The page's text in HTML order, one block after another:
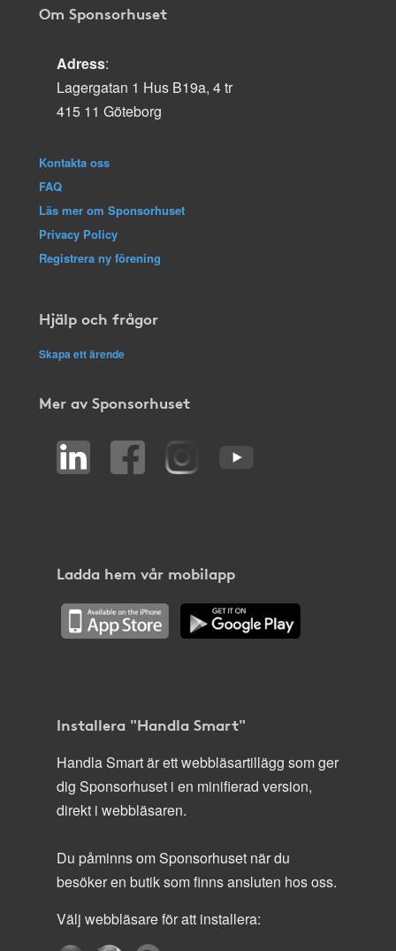
Om Sponsorhuset
Adress:
Lagergatan 1 Hus B19a, 4 tr
415 11 Göteborg
Kontakta oss
FAQ
Läs mer om Sponsorhuset
Privacy Policy
Registrera ny förening
Hjälp och frågor
Skapa ett ärende
Mer av Sponsorhuset
Ladda hem vår mobilapp
Installera "Handla Smart"
Handla Smart är ett webbläsartillägg som ger
dig Sponsorhuset i en minifierad version,
direkt i webbläsaren.
Du påminns om Sponsorhuset när du
besöker en butik som finns ansluten hos oss.
Välj webbläsare för att installera: